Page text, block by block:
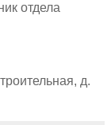
отдела
д.